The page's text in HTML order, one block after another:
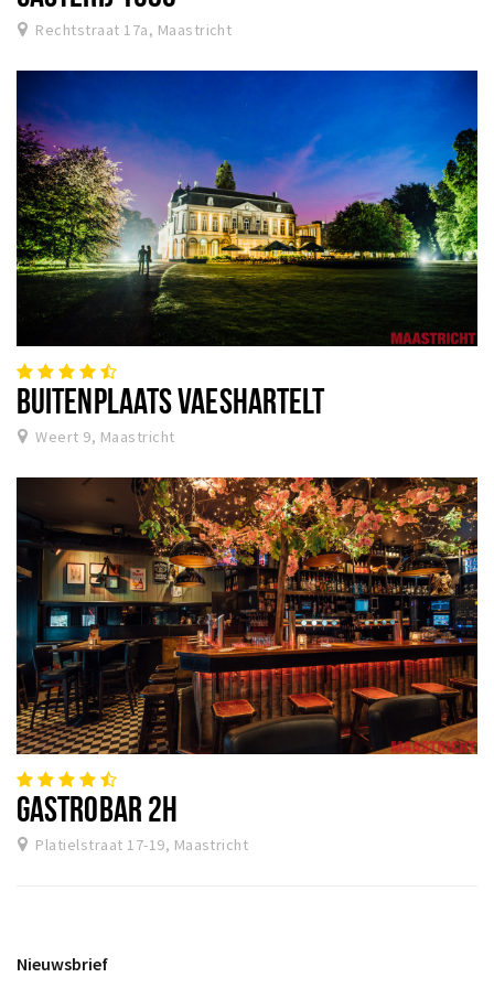
Rechtstraat 17a, Maastricht
BUITENPLAATS VAESHARTELT
Weert 9, Maastricht
GASTROBAR 2H
Platielstraat 17-19, Maastricht
Nieuwsbrief